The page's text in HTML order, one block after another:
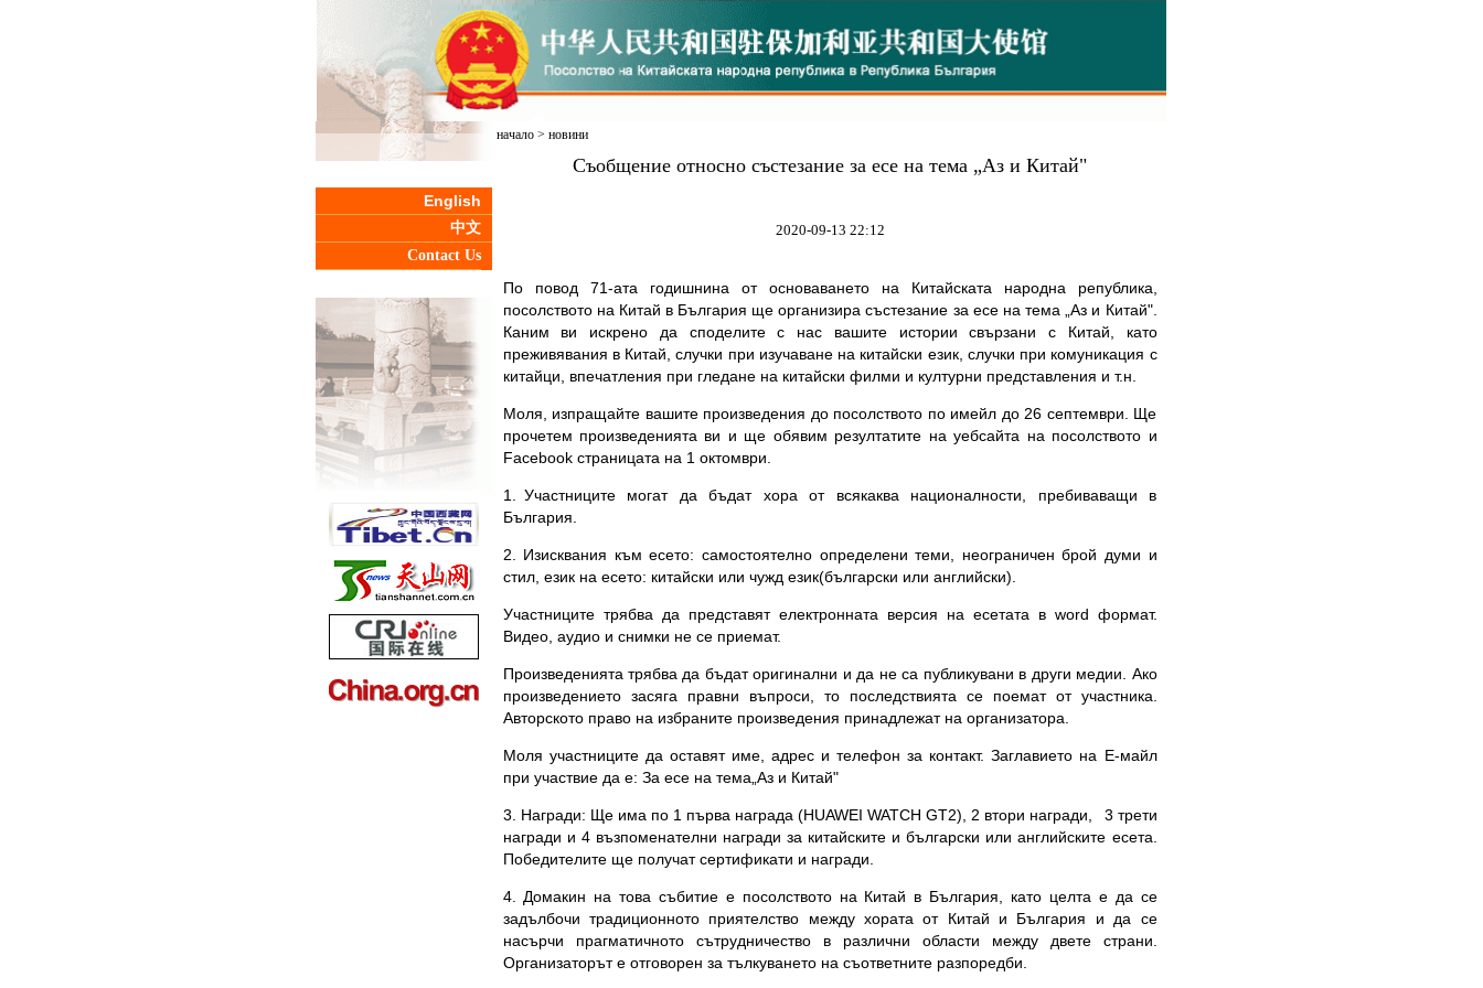
English
中文
Contact Us
начало> новини
Съобщение относно състезание за есе на тема „Аз и Китай"
2020-09-13 22:12
По повод 71-ата годишнина от основаването на Китайската народна република,
посолството на Китай в България ще организира състезание за есе на тема „Аз и Китай".
Каним ви искрено да споделите с нас вашите истории свързани с Китай, като
преживявания в Китай, случки при изучаване на китайски език, случки при комуникация с
китайци, впечатления при гледане на китайски филми и културни представления и т.н.
Моля, изпращайте вашите произведения до посолството по имейл до 26 септември. Ще
прочетем произведенията ви и ще обявим резултатите на уебсайта на посолството и
Facebook страницата на 1 октомври.
1.
Участниците могат да бъдат хора от всякаква националности, пребиваващи в
България.
2. Изисквания към есето: самостоятелно определени теми, неограничен брой думи и
стил, език на есето: китайски или чужд език(български или английски).
Участниците трябва да представят електронната версия на есетата в word формат.
Видео, аудио и снимки не се приемат.
Произведенията трябва да бъдат оригинални и да не са публикувани в други медии. Ако
произведението засяга правни въпроси, то последствията се поемат от участника.
Авторското право на избраните произведения принадлежат на организатора.
Моля участниците да оставят име, адрес и телефон за контакт. Заглавието на Е-майл
при участвие да е: За есе на тема„Аз и Китай"
3. Награди: Ще има по 1 първа награда (HUAWEI WATCH GT2), 2 втори награди, 3 трети
награди и 4 възпоменателни награди за китайските и български или английските есета.
Победителите ще получат сертификати и награди.
4. Домакин на това събитие е посолството на Китай в България, като целта е да се
задълбочи традиционното приятелство между хората от Китай и България и да се
насърчи прагматичното сътрудничество в различни области между двете страни.
Организаторът е отговорен за тълкуването на съответните разпоредби.